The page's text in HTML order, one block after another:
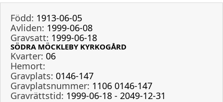
Född: 1913-06-05
Avliden: 1999-06-08
Gravsatt: 1999-06-18
SÖDRA MÖCKLEBY KYRKOGÅRD
Kvarter: 06
Hemort:
Gravplats: 0146-147
Gravplatsnummer: 1106 0146-147
Gravrättstid: 1999-06-18 - 2049-12-31